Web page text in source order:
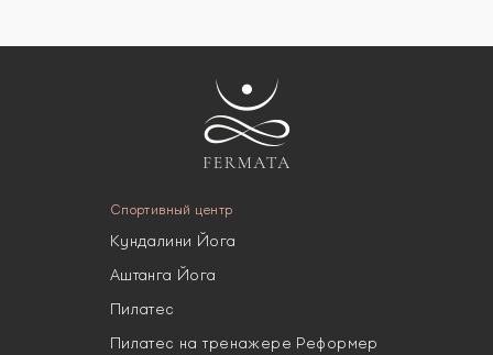
Спортивный центр
Кундалини Йога
Аштанга Йога
Пилатес
Пилатес на тренажере Реформер